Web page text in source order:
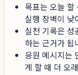
목표는 오늘 할
실행 장벽이 낮
실천 기록은 성
하는 근거가 됩
응원 메시지는
게 할 때 더 오